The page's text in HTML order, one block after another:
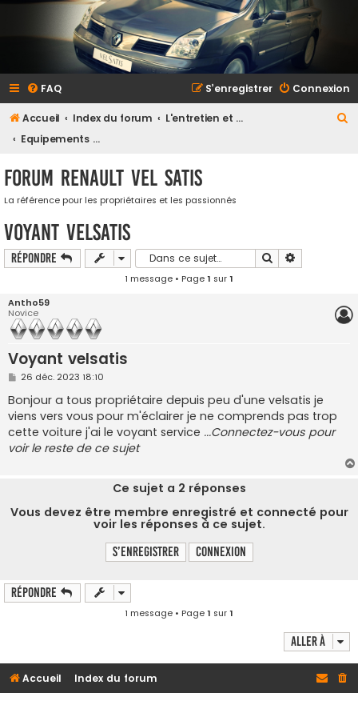
FAQ Connexion
S’enregistrer
Accueil Index du forum
L'entretien et la maintenance
Equipements multimedia et électricité
r
Forum Renault VEL SATIS
La référence pour les propriétaires et les passionnés
Voyant velsatis
Répondre Rechercher
1 message • Page1 sur1
Antho59
Novice
Voyant velsatis
M
s
s
a
g
e
26 déc. 2023 18:10
Bonjour a tous propriétaire depuis peu d'une velsatis je
viens vers vous pour m'éclairer je ne comprends pas trop
cette voiture j'ai le voyant service ...Connectez-vous pour
voir le reste de ce sujet
Ce sujet a 2 réponses
Vous devez être membre enregistré et connecté pour
voir les réponses à ce sujet.
S’enregistrer Connexion
Répondre
1 message • Page1 sur1
Aller à
Accueil Index du forum